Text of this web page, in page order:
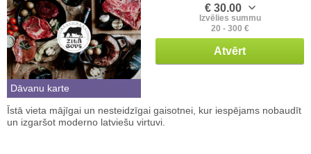
Dāvanu karte
€ 30.00
Izvēlies summu
20 - 300 €
Atvērt
Īstā vieta mājīgai un nesteidzīgai gaisotnei, kur iespējams nobaudīt
un izgaršot moderno latviešu virtuvi.